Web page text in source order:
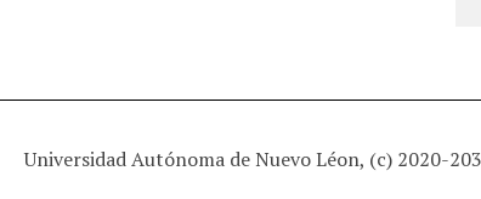
Universidad Autónoma de Nuevo Léon, (c) 2020-